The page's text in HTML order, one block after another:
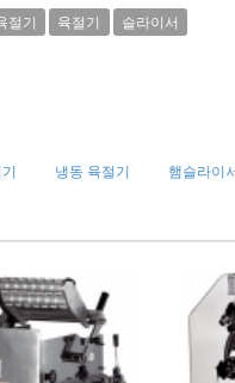
절기 육절기 슬라이서
냉동 육절기 햄슬라이